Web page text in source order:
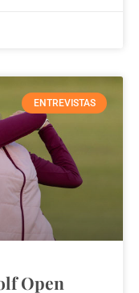
ENTREVISTAS
Open